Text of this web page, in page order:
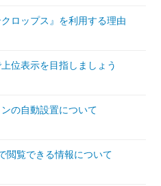
ロップス』を利用する理由
位表示を目指しましょう
の自動設置について
閲覧できる情報について